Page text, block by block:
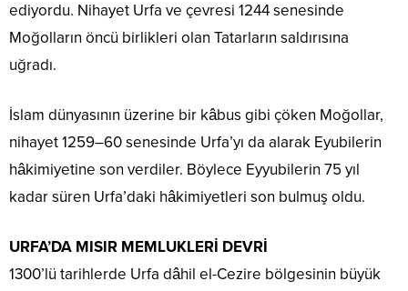
ediyordu. Nihayet Urfa ve çevresi 1244 senesinde
Moğolların öncü birlikleri olan Tatarların saldırısına
uğradı.
İslam dünyasının üzerine bir kâbus gibi çöken Moğollar,
nihayet 1259–60 senesinde Urfa’yı da alarak Eyubilerin
hâkimiyetine son verdiler. Böylece Eyyubilerin 75 yıl
kadar süren Urfa’daki hâkimiyetleri son bulmuş oldu.
URFA’DA MISIR MEMLUKLERİ DEVRİ
1300’lü tarihlerde Urfa dâhil el-Cezire bölgesinin büyük